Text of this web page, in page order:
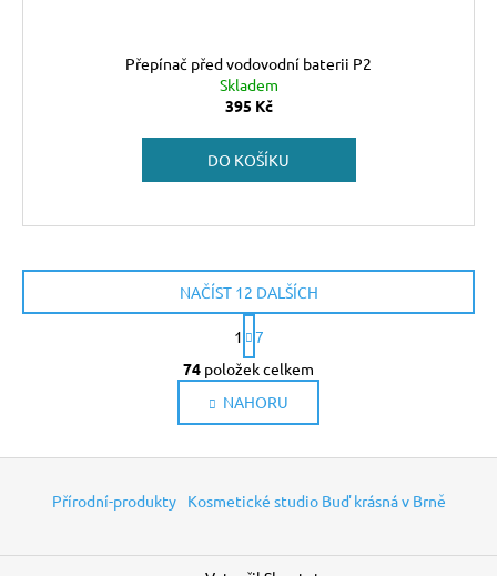
Přepínač před vodovodní baterii P2
Skladem
395 Kč
DO KOŠÍKU
O
v
l
á
d
c
p
NAČÍST 12 DALŠÍCH
S
t
r
á
n
k
á
n
1
7
74 položek celkem
NAHORU
a
Přírodní-produkty Kosmetické studio Buď krásná v Brně